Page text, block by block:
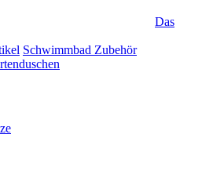
Das
Schwimmbad Zubehör